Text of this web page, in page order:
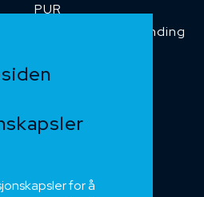
for å
PUR
Temperaturbestanding
Heis og kran
Kategorikabel
Installasjonskabel